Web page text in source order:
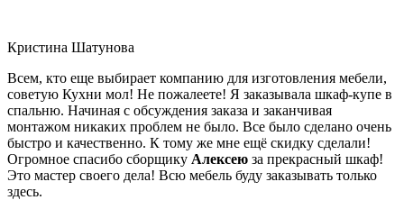
Кристина Шатунова
Всем, кто еще выбирает компанию для изготовления мебели,
советую Кухни мол! Не пожалеете! Я заказывала шкаф-купе в
спальню. Начиная с обсуждения заказа и заканчивая
монтажом никаких проблем не было. Все было сделано очень
быстро и качественно. К тому же мне ещё скидку сделали!
Огромное спасибо сборщику Алексею за прекрасный шкаф!
Это мастер своего дела! Всю мебель буду заказывать только
здесь.